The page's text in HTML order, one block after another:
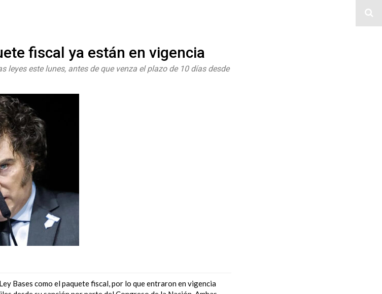
fiscal ya están en vigencia
leyes este lunes, antes de que venza el plazo de 10 días desde
Bases como el paquete fiscal, por lo que entraron en vigencia